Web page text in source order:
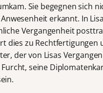
Sie begegnen sich
erkannt. In
Vergangenheit
dies zu Rechtfertigungen
der von Lisas
seine